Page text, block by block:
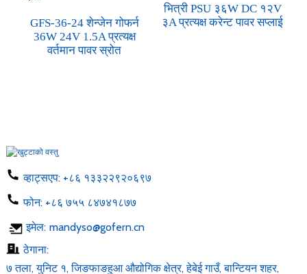
GFS-36-24 शेन्जेन गोफर्न
36W 24V 1.5A प्रत्यक्ष
वर्तमान पावर स्रोत
भित्री PSU ३६W DC १२V
३A प्रत्यक्ष करेन्ट पावर सप्लाई
व्हाट्सएप: +८६ १३३२२९२०६९७
फोन: +८६ ७५५ ८४७४१८७७
इमेल: mandyso@gofern.cn
ठेगाना:
७ तला, युनिट १, जिङफाङहुआ औद्योगिक क्षेत्र, हेबेई गाउँ, बान्टियन शहर,